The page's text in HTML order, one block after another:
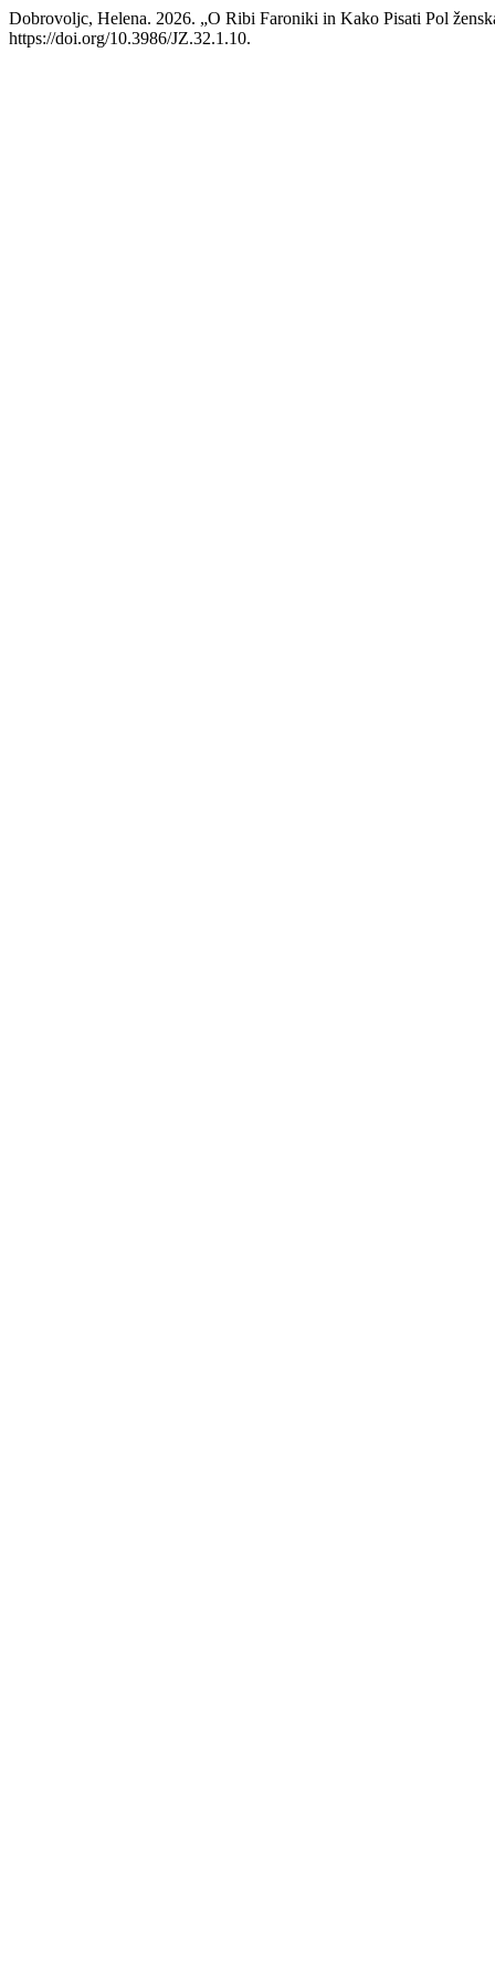
Dobrovoljc, Helena. 2026. „O Ribi Faroniki in Kako Pisati Pol
https://doi.org/10.3986/JZ.32.1.10.